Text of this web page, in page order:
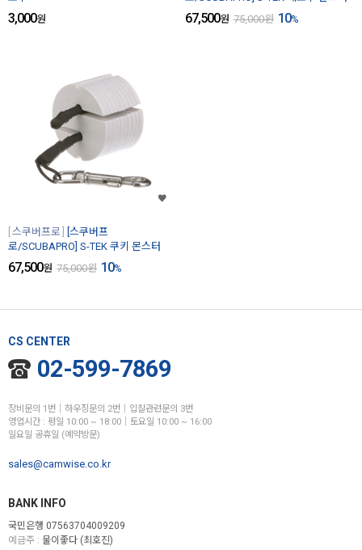
3,000원 67,500원 75,000원 10%
스쿠버프로
[스쿠버프
로/SCUBAPRO] S-TEK 쿠키 몬스터
67,500원 75,000원 10%
CS CENTER
02-599-7869
장비문의 1번│하우징문의 2번│입찰관련문의 3번
영업시간 : 평일 10:00 ~ 18:00│토요일 10:00 ~ 16:00
일요일 공휴일 (예약방문)
sales@camwise.co.kr
BANK INFO
국민은행 07563704009209
예금주 : 물이좋다 (최호진)